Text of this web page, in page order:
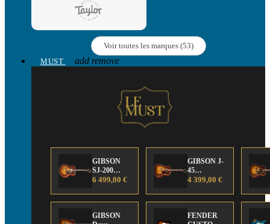
Voir toutes les marques (53)
MUST
add remove
GIBSON
SJ-200
Anniversary
Edition
6 499,00 €
GIBSON J-
45
Anniversary
Edition
4 399,00 €
GIBSON
FENDER